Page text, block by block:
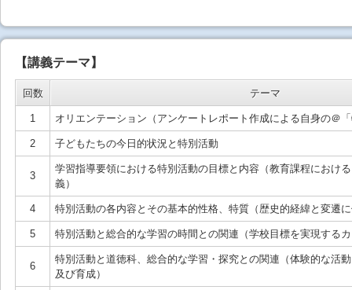
【講義テーマ】
回数 テーマ
1 オリエンテーション（アンケートレポート作成による自身の＠
2 子どもたちの今日的状況と特別活動
3
学習指導要領における特別活動の目標と内容（教育課程におけ
義）
4 特別活動の各内容とその基本的性格、特質（歴史的経緯と変遷
5 特別活動と総合的な学習の時間との関連（学校目標を実現する
6
特別活動と道徳科、総合的な学習・探究との関連（体験的な活
及び育成）